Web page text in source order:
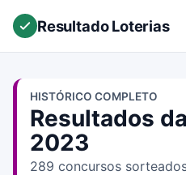
Resultado Loterias
HISTÓRICO COMPLETO
Resultados
2023
289 concursos